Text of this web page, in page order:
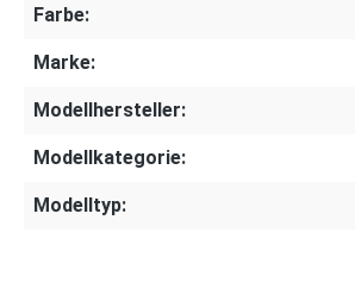
Farbe:
Marke:
Modellhersteller:
Modellkategorie:
Modelltyp: